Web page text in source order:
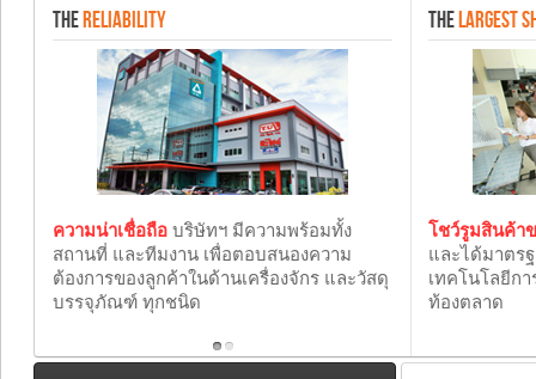
THE RELIABILITY
ความน่าเชื่อถือ บริษัทฯ มีความพร้อมทั้ง
สถานที่ และทีมงาน เพื่อตอบสนองความ
ต้องการของลูกค้าในด้านเครื่องจักร และวัสดุ
บรรจุภัณฑ์ ทุกชนิด
THE LARGEST
โชว์รูมสินค้า
และได้มาตร
เทคโนโลยีก
ท้องตลาด